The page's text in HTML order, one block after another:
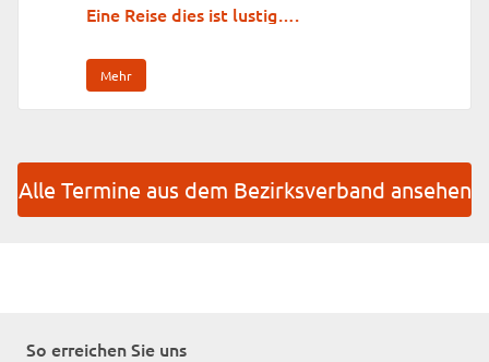
Eine Reise dies ist lustig….
Mehr
Alle Termine aus dem Bezirksverband ansehen
So erreichen Sie uns